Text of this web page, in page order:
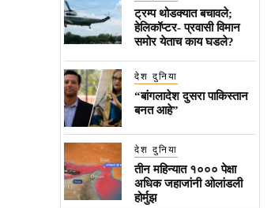
ट्रम्प थोडक्यात बचावले;
हेलिकॉप्टर- प्रवासी विमान
समोर येताच काय घडले?
देश दुनिया
“बांगलादेश दुसरा पाकिस्तान
बनत आहे”
देश दुनिया
तीन महिन्यात १००० पेक्षा
अधिक जहाजांनी ओलांडली
होर्मुझ